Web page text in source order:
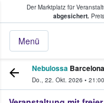
Der Marktplatz für
abgesichert.
Menü
Tickets
Nebulossa
Do., 22. Okt. 2026 • 21:00